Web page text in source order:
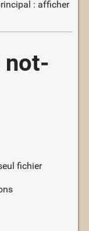
: afficher
not-
fichier